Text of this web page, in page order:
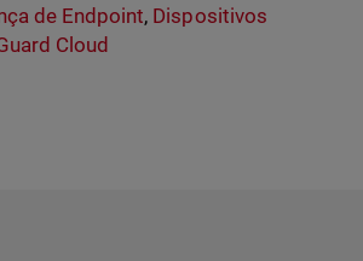
de Endpoint, Dispositivos
Cloud